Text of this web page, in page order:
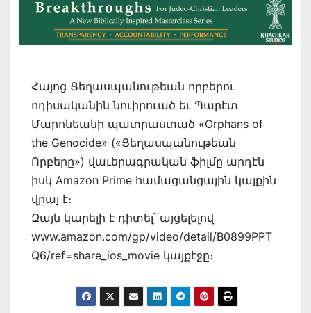
Հայոց Ցեղասպանութեան որբերու
ոդիսականին նուիրուած եւ Պարէտ
Մարոնեանի պատրաստած «Orphans of
the Genocide» («Ցեղասպանութեան
Որբերը») վաւերագրական ֆիլմը արդէն
իսկ Amazon Prime համացանցային կայքին
վրայ է։
Զայն կարելի է դիտել՝ այցելելով
www.amazon.com/gp/video/detail/B0899PPT
Q6/ref=share_ios_movie կայքէջը։